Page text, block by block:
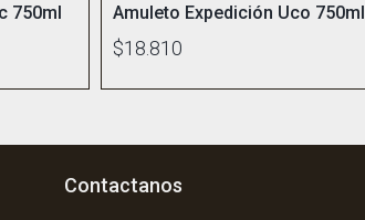
750ml Amuleto Expedición Uco 750ml
$18.810
Contactanos